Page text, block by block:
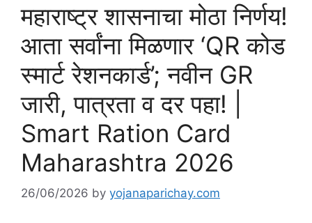
महाराष्ट्र शासनाचा मोठा निर्णय!
आता सर्वांना मिळणार ‘QR कोड
स्मार्ट रेशनकार्ड’; नवीन GR
जारी, पात्रता व दर पहा! |
Smart Ration Card
Maharashtra 2026
26/06/2026 by yojanaparichay.com